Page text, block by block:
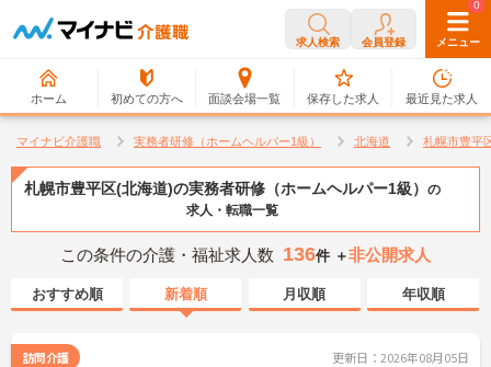
求人検索 会員登録 メニュー
ホーム 初めての方へ 面談会場一覧
0
保存した求人
0
最近見た求人
マイナビ介護職 実務者研修（ホームヘルパー1級） 北海道 札幌市豊平
札幌市豊平区(北海道)の実務者研修（ホームヘルパー1級） の
求人・転職一覧
この条件の介護・福祉求人数 136件 ＋非公開求人
おすすめ順 新着順 月収順 年収順
訪問介護 更新日：2026年08月05日